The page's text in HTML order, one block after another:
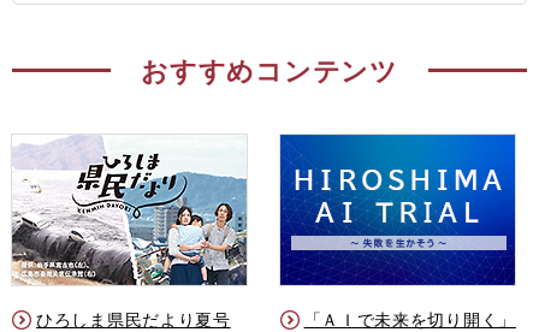
おすすめコンテンツ
ひろしま県民だより夏号
「ＡＩで未来を切り開く」